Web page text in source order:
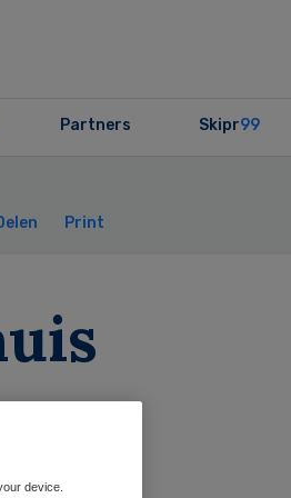
Partners Skipr99
Print
device.